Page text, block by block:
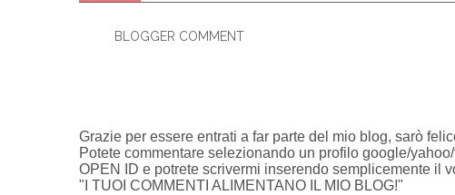
BLOGGER COMMENT
Grazie per essere entrati a far parte del mio blog, sarò
Potete commentare selezionando un profilo google/
OPEN ID e potrete scrivermi inserendo semplicemente il
"I TUOI COMMENTI ALIMENTANO IL MIO BLOG!"